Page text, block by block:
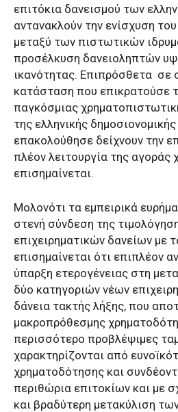
επιτόκια δανεισμού των
αντανακλούν την ενίσχυση
μεταξύ των πιστωτικών
προσέλκυση δανειοληπτών
ικανότητας. Επιπρόσθετα σε
κατάσταση που επικρατούσε
παγκόσμιας
της ελληνικής
επακολούθησε δείχνουν την
πλέον λειτουργία της αγοράς
επισημαίνεται.
Μολονότι τα εμπειρικά
στενή σύνδεση της
επιχειρηματικών δανείων με
επισημαίνεται ότι επιπλέον
ύπαρξη ετερογένειας στη
δύο κατηγοριών νέων
δάνεια τακτής λήξης, που
μακροπρόθεσμης
περισσότερο προβλέψιμες
χαρακτηρίζονται από
χρηματοδότησης και
περιθώρια επιτοκίων και με
και βραδύτερη μετακύλιση